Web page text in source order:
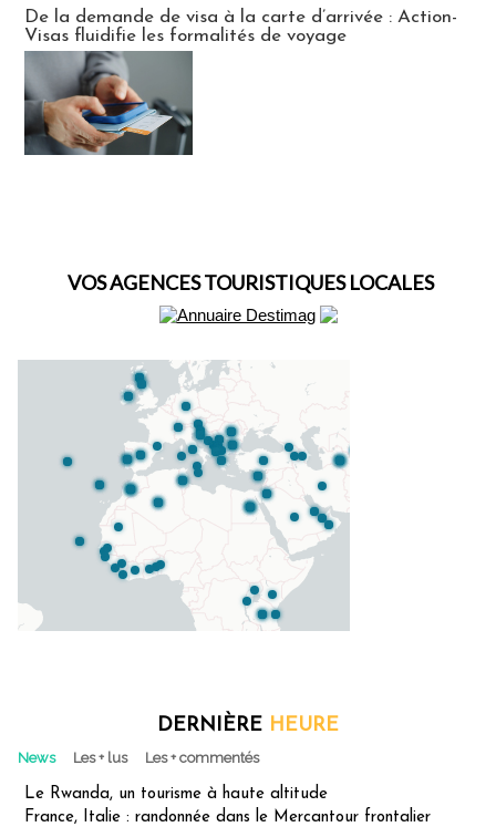
De la demande de visa à la carte d’arrivée : Action-
Visas fluidifie les formalités de voyage
VOS AGENCES TOURISTIQUES LOCALES
DERNIÈRE HEURE
News Les + lus Les + commentés
Le Rwanda, un tourisme à haute altitude
France, Italie : randonnée dans le Mercantour frontalier